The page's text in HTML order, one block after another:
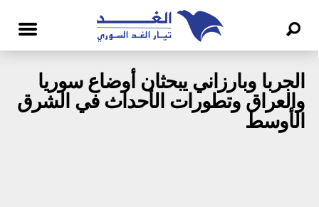
الجربا وبارزاني يبحثان أوضاع سوريا
والعراق وتطورات الأحداث في الشرق
الأوسط